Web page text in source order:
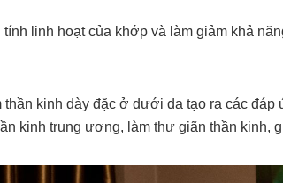
tính linh hoạt của khớp và làm giảm khả
kinh dày đặc ở dưới da tạo ra các đáp
kinh trung ương, làm thư giãn thần kinh,